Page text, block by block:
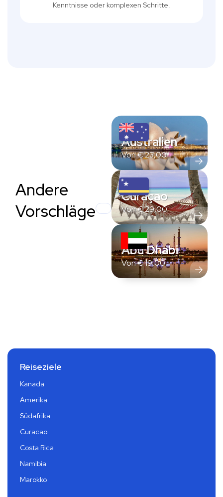
Kenntnisse oder komplexen Schritte.
Andere
Vorschläge
Australien
Von€23,00
Curaçao
Von€29,00
Abu Dhabi
Von€19,00
Reiseziele
Kanada
Amerika
Südafrika
Curacao
Costa Rica
Namibia
Marokko